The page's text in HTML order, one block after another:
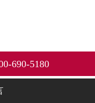
690-5180